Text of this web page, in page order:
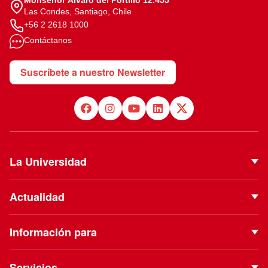
Las Condes, Santiago, Chile
+56 2 2618 1000
Contáctanos
Suscríbete a nuestro Newsletter
La Universidad
Proyecto Institucional
Vinculación con el Medio
Actualidad
Podcast
Información para